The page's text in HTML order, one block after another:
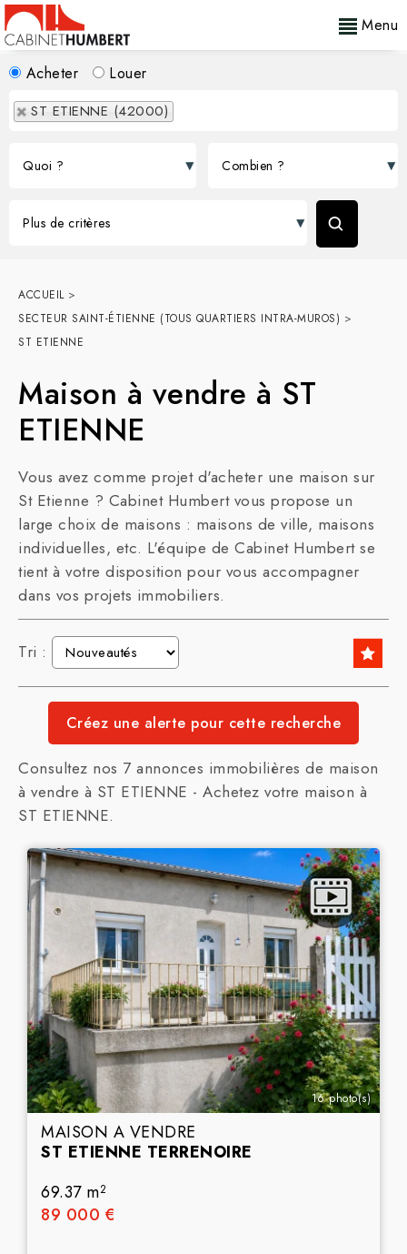
Menu
Acheter Louer
ST ETIENNE (42000)
ACCUEIL>
SECTEUR SAINT-ÉTIENNE (TOUS QUARTIERS INTRA-MUROS) >
ST ETIENNE
Maison à vendre à ST
ETIENNE
Vous avez comme projet d'acheter une maison sur
St Etienne ? Cabinet Humbert vous propose un
large choix de maisons : maisons de ville, maisons
individuelles, etc. L'équipe de Cabinet Humbert se
tient à votre disposition pour vous accompagner
dans vos projets immobiliers.
Tri :
Consultez nos 7 annonces immobilières de maison
à vendre à ST ETIENNE - Achetez votre maison à
ST ETIENNE.
16 photo(s)
MAISON A VENDRE
ST ETIENNE TERRENOIRE
69.37 m2
89 000 €